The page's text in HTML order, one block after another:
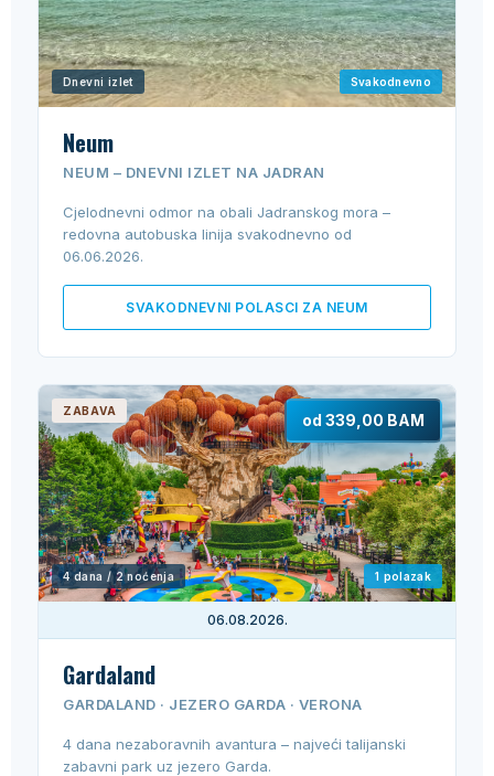
Dnevni izlet Svakodnevno
Neum
NEUM – DNEVNI IZLET NA JADRAN
Cjelodnevni odmor na obali Jadranskog mora –
redovna autobuska linija svakodnevno od
06.06.2026.
SVAKODNEVNI POLASCI ZA NEUM
ZABAVA od 339,00 BAM
4 dana / 2 noćenja 1 polazak
06.08.2026.
Gardaland
GARDALAND · JEZERO GARDA · VERONA
4 dana nezaboravnih avantura – najveći talijanski
zabavni park uz jezero Garda.